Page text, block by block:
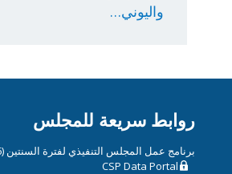
واليوني…
روابط سريعة للمجلس
برنامج عمل المجلس التنفيذي لفترة السنتين (2026-2027)
CSP Data Portal